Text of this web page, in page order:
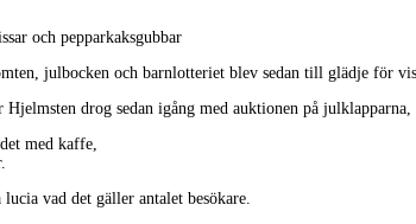
och pepparkaksgubbar
julbocken och barnlotteriet blev sedan till glädje för
Hjelmsten drog sedan igång med auktionen på
med kaffe,
vad det gäller antalet besökare.